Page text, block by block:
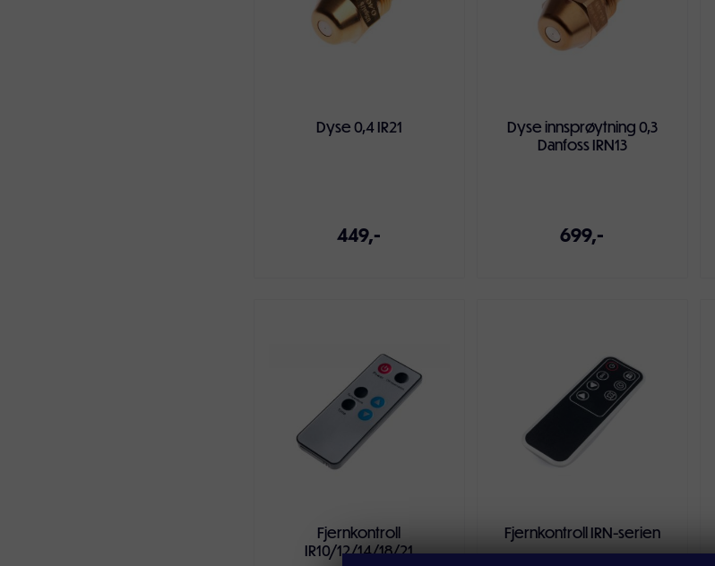
Dyse 0,4 IR21
449,-
Dyse innsprøytning 0,3
Danfoss IRN13
699,-
Fjernkontroll
IR10/12/14/18/21
Fjernkontroll IRN-serien